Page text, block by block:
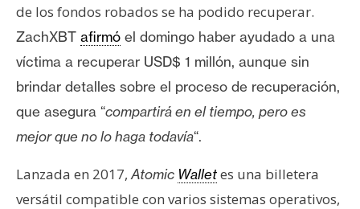
de los fondos robados se ha podido recuperar.
ZachXBT afirmó el domingo haber ayudado a una
víctima a recuperar USD$ 1 millón, aunque sin
brindar detalles sobre el proceso de recuperación,
que asegura “compartirá en el tiempo, pero es
mejor que no lo haga todavía“.
Lanzada en 2017,Atomic Walletes una billetera
versátil compatible con varios sistemas operativos,